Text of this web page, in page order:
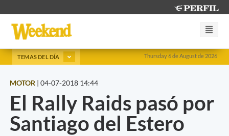
Thursday 6 de August de 2026
TEMAS DEL DÍA
MOTOR | 04-07-2018 14:44
El Rally Raids pasó por
Santiago del Estero